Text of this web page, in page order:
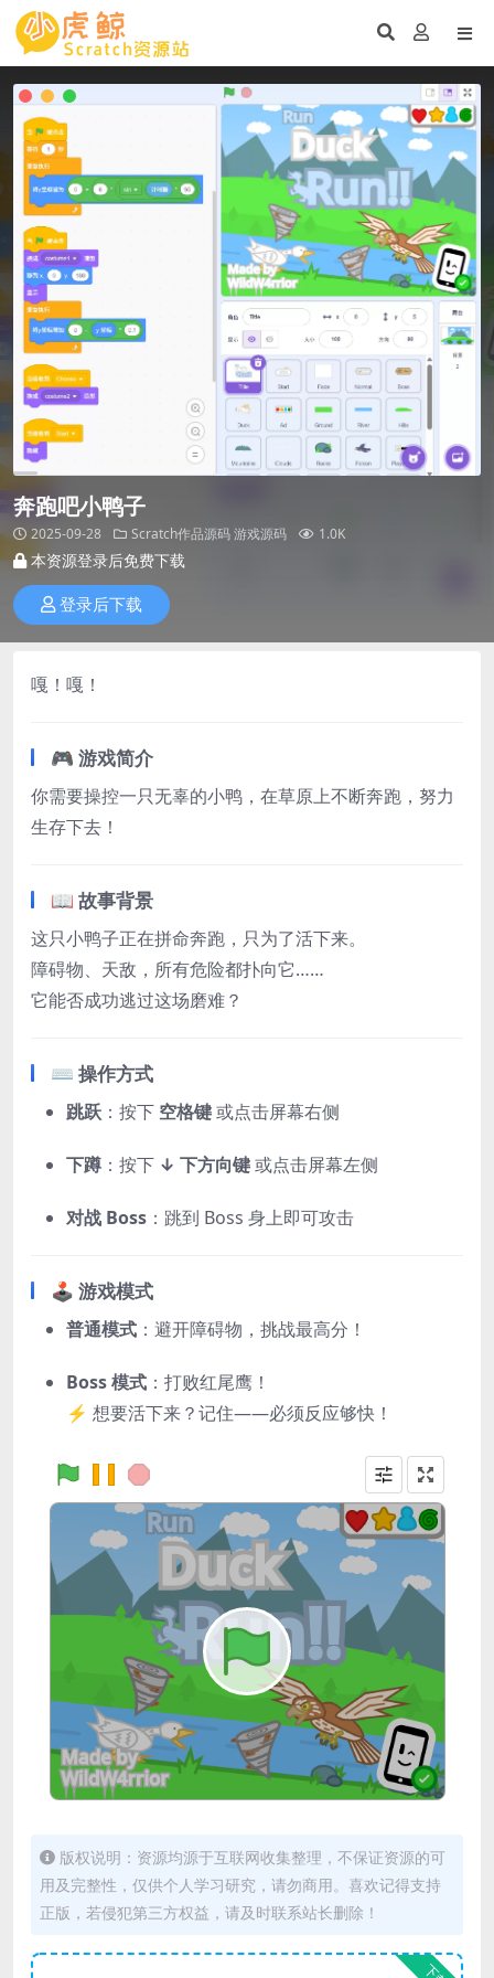
奔跑吧小鸭子
2025-09-28 Scratch作品源码游戏源码 1.0K
本资源登录后免费下载
登录后下载
嘎！嘎！
🎮 游戏简介
你需要操控一只无辜的小鸭，在草原上不断奔跑，努力
生存下去！
📖 故事背景
这只小鸭子正在拼命奔跑，只为了活下来。
障碍物、天敌，所有危险都扑向它……
它能否成功逃过这场磨难？
⌨️ 操作方式
跳跃 ：按下 空格键或点击屏幕右侧
下蹲 ：按下 ↓ 下方向键或点击屏幕左侧
对战 Boss ：跳到 Boss 身上即可攻击
🕹️ 游戏模式
普通模式 ：避开障碍物，挑战最高分！
Boss 模式 ：打败红尾鹰！
⚡ 想要活下来？记住——必须反应够快！
版权说明：资源均源于互联网收集整理，不保证资源的可
用及完整性，仅供个人学习研究，请勿商用。喜欢记得支持
正版，若侵犯第三方权益，请及时联系站长删除！